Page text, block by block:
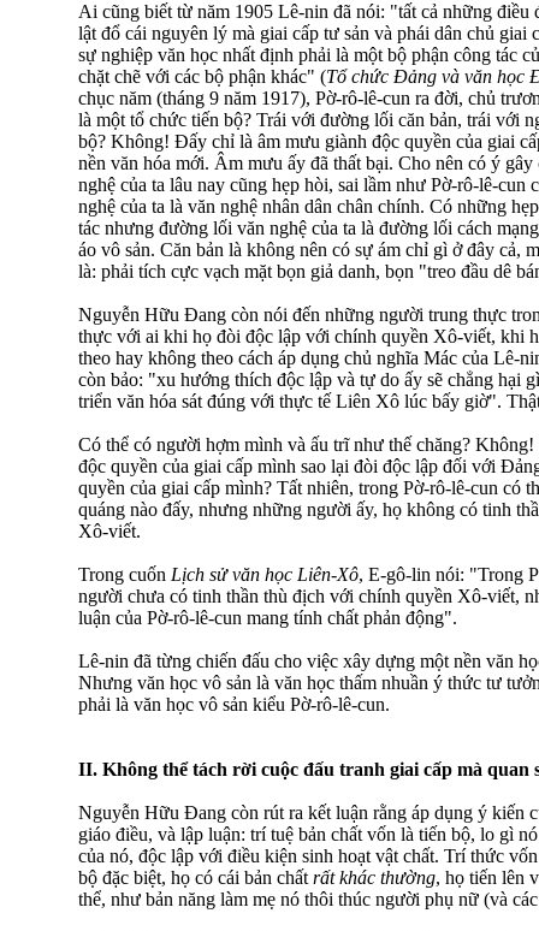
Ai cũng biết từ năm 1905 Lê-nin đã nói: "tất cả những điều
lật đổ cái nguyên lý mà giai cấp tư sản và phái dân chủ giai
sự nghiệp văn học nhất định phải là một bộ phận công tác
chặt chẽ với các bộ phận khác" (Tổ chức Đảng và văn học
chục năm (tháng 9 năm 1917), Pờ-rô-lê-cun ra đời, chủ
là một tổ chức tiến bộ? Trái với đường lối căn bản, trái với
bộ? Không! Đấy chỉ là âm mưu giành độc quyền của giai
nền văn hóa mới. Âm mưu ấy đã thất bại. Cho nên có ý
nghệ của ta lâu nay cũng hẹp hòi, sai lầm như Pờ-rô-lê-cun
nghệ của ta là văn nghệ nhân dân chân chính. Có những
tác nhưng đường lối văn nghệ của ta là đường lối cách
áo vô sản. Căn bản là không nên có sự ám chỉ gì ở đây cả,
là: phải tích cực vạch mặt bọn giả danh, bọn "treo đầu dê
Nguyễn Hữu Đang còn nói đến những người trung thực
thực với ai khi họ đòi độc lập với chính quyền Xô-viết, khi
theo hay không theo cách áp dụng chủ nghĩa Mác của Lê-
còn bảo: "xu hướng thích độc lập và tự do ấy sẽ chẳng hại
triển văn hóa sát đúng với thực tế Liên Xô lúc bấy giờ".
Có thể có người hợm mình và ấu trĩ như thế chăng?
độc quyền của giai cấp mình sao lại đòi độc lập đối với
quyền của giai cấp mình? Tất nhiên, trong Pờ-rô-lê-cun có
quáng nào đấy, nhưng những người ấy, họ không có tinh
Xô-viết.
Trong cuốn Lịch sử văn học Liên-Xô, E-gô-lin nói: "Trong
người chưa có tinh thần thù địch với chính quyền Xô-viết,
luận của Pờ-rô-lê-cun mang tính chất phản động".
Lê-nin đã từng chiến đấu cho việc xây dựng một nền văn
Nhưng văn học vô sản là văn học thấm nhuần ý thức tư
phải là văn học vô sản kiểu Pờ-rô-lê-cun.
II. Không thể tách rời cuộc đấu tranh giai cấp mà quan
Nguyễn Hữu Đang còn rút ra kết luận rằng áp dụng ý kiến
giáo điều, và lập luận: trí tuệ bản chất vốn là tiến bộ, lo gì
của nó, độc lập với điều kiện sinh hoạt vật chất. Trí thức
bộ đặc biệt, họ có cái bản chất rất khác thường, họ tiến lên
thể, như bản năng làm mẹ nó thôi thúc người phụ nữ (và